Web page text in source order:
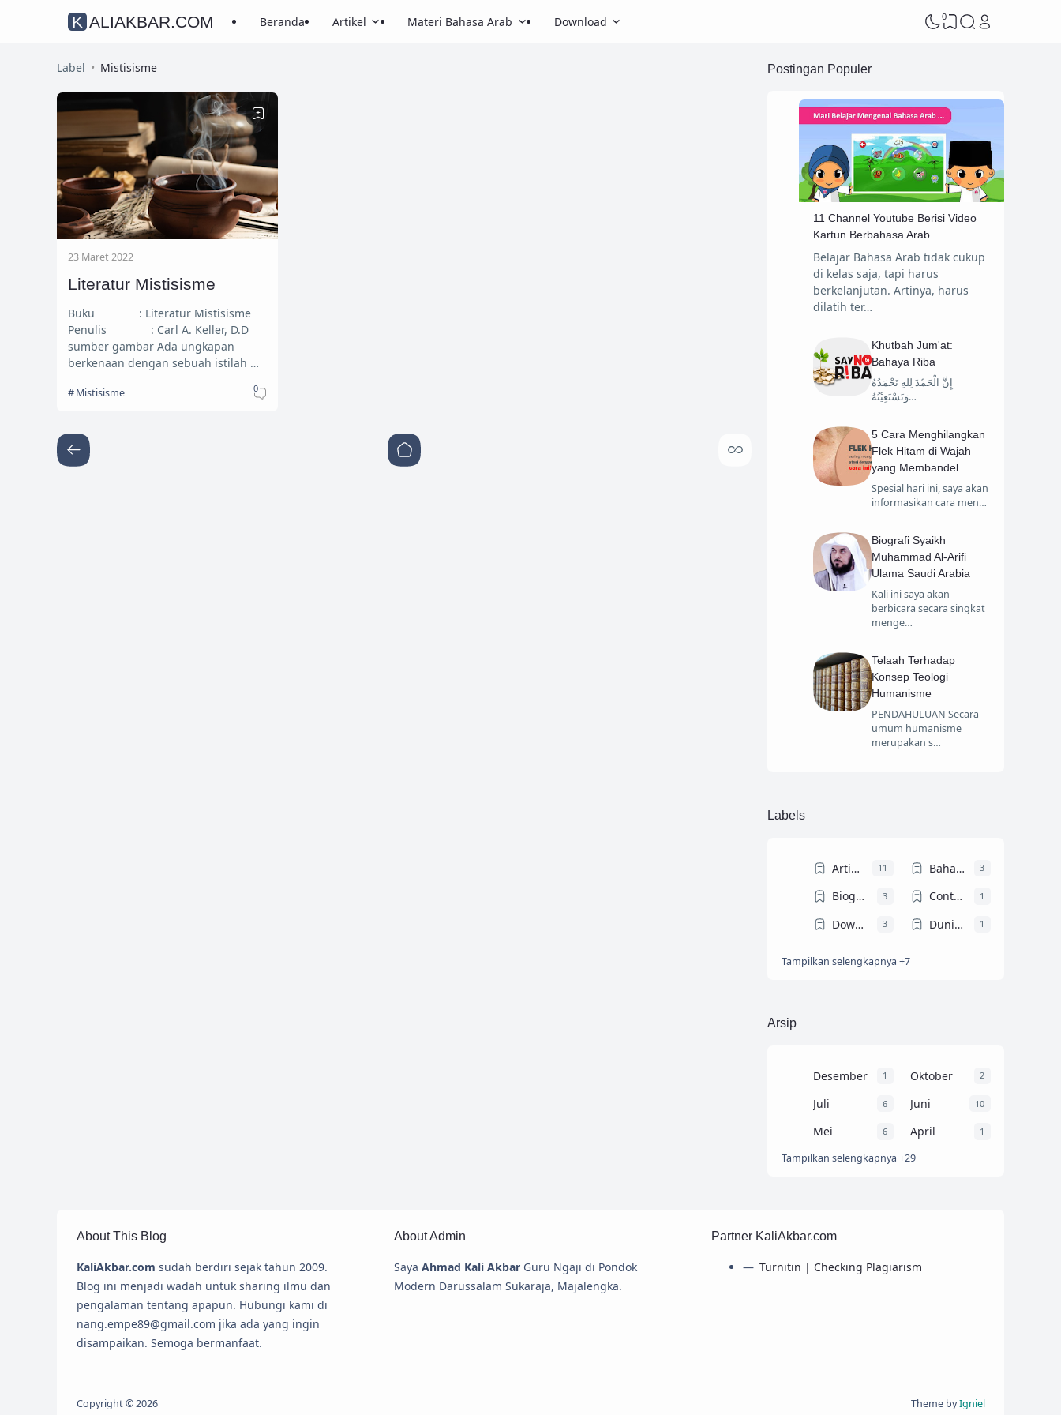
KALIAKBAR.COM Beranda Artikel Materi Bahasa Arab Download 0
Label Mistisisme
23 Maret 2022
Literatur Mistisisme
Buku : Literatur Mistisisme
Penulis : Carl A. Keller, D.D
sumber gambar Ada ungkapan
berkenaan dengan sebuah istilah …
Mistisisme 0
Postingan Populer
11 Channel Youtube Berisi Video
Kartun Berbahasa Arab
Belajar Bahasa Arab tidak cukup
di kelas saja, tapi harus
berkelanjutan. Artinya, harus
dilatih ter…
Khutbah Jum'at:
Bahaya Riba
إِنَّ الْحَمْدَ لِلهِ نَحْمَدُهُ
وَنَسْتَعِيْنُهُ…
5 Cara Menghilangkan
Flek Hitam di Wajah
yang Membandel
Spesial hari ini, saya akan
informasikan cara men…
Biografi Syaikh
Muhammad Al-Arifi
Ulama Saudi Arabia
Kali ini saya akan
berbicara secara singkat
menge…
Telaah Terhadap
Konsep Teologi
Humanisme
PENDAHULUAN Secara
umum humanisme
merupakan s…
Labels
Artikel Ilmiah 11 Bahasa Arab 3
Biografi Tokoh 3 Contoh Teks MC 1
Download Ebook 3 Dunia Dosen 1
Dunia Mahasiswa 4
Tampilkan selengkapnya +7
Arsip
Desember 1 Oktober 2
Juli 6 Juni 10
Mei 6 April 1
Tampilkan selengkapnya +29
About This Blog
KaliAkbar.com sudah berdiri sejak tahun 2009.
Blog ini menjadi wadah untuk sharing ilmu dan
pengalaman tentang apapun. Hubungi kami di
nang.empe89@gmail.com jika ada yang ingin
disampaikan. Semoga bermanfaat.
About Admin
Saya Ahmad Kali AkbarGuru Ngaji di Pondok
Modern Darussalam Sukaraja, Majalengka.
Partner KaliAkbar.com
Turnitin | Checking Plagiarism
Copyright ©2026 Theme byIgniel